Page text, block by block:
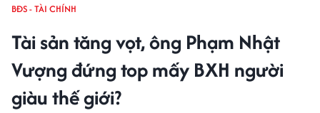
BĐS - TÀI CHÍNH
Tài sản tăng vọt, ông Phạm Nhật
Vượng đứng top mấy BXH người
giàu thế giới?